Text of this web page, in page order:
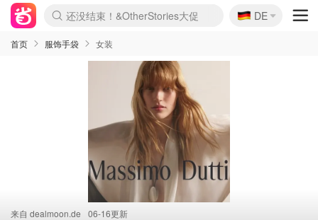
Boticinal 夏促开抢！
4折！lulu周四疯狂上新
还没结束！&OtherStories大促
Joybuy变相75折 随时失效
速领！Stanley独家85折
疑似霸哥！Camper额外叠85折
Zalando 奥莱闪促！每日更新
Moncler反季囤！5折起+叠9折
Coach Brooklyn仅€192
🇩🇪
DE
首页 服饰手袋 女装
来自 dealmoon.de 06-16更新